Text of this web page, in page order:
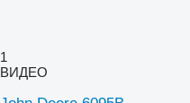
1
ВИДЕО